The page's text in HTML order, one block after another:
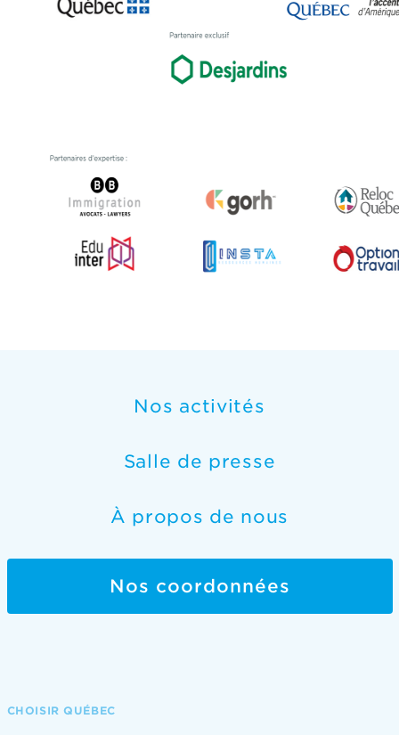
Nos activités
Salle de presse
À propos de nous
Nos coordonnées
CHOISIR QUÉBEC